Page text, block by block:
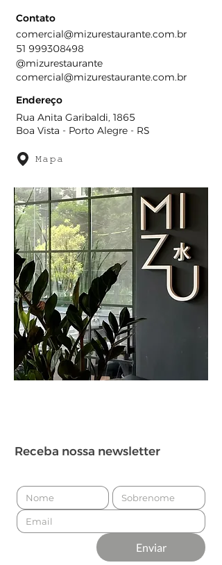
Contato
comercial@mizurestaurante.com.br
51 999308498
@mizurestaurante
comercial@mizurestaurante.com.br
Endereço
Rua Anita Garibaldi, 1865
Boa Vista - Porto Alegre - RS
Mapa
Receba nossa newsletter
Enviar